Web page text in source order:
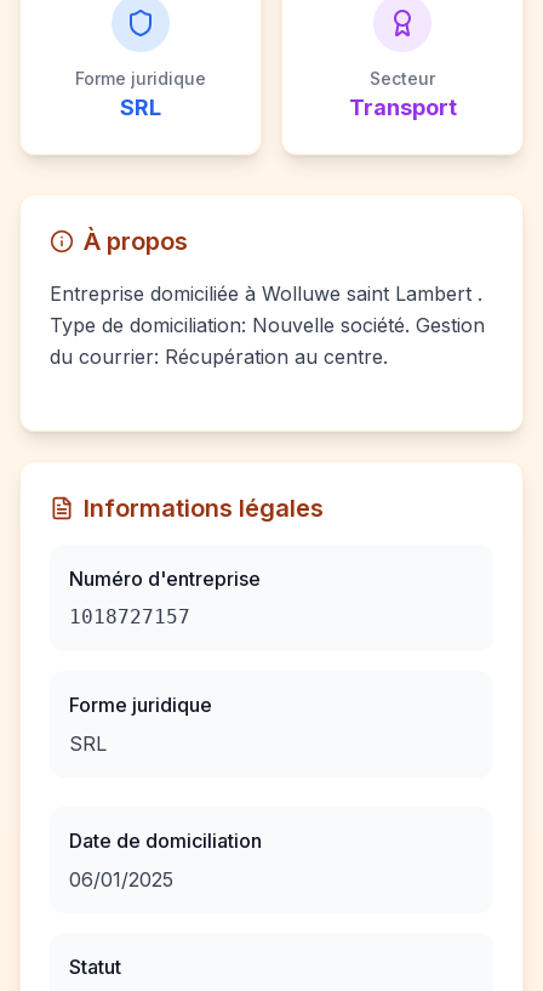
Forme juridique
SRL
Secteur
Transport
À propos
Entreprise domiciliée à Wolluwe saint Lambert .
Type de domiciliation: Nouvelle société. Gestion
du courrier: Récupération au centre.
Informations légales
Numéro d'entreprise
1018727157
Forme juridique
SRL
Date de domiciliation
06/01/2025
Statut